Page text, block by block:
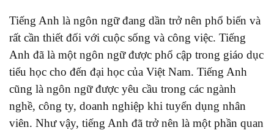
Tiếng Anh là ngôn ngữ đang dần trở nên phổ biến và
rất cần thiết đối với cuộc sống và công việc. Tiếng
Anh đã là một ngôn ngữ được phổ cập trong giáo dục
tiểu học cho đến đại học của Việt Nam. Tiếng Anh
cũng là ngôn ngữ được yêu cầu trong các ngành
nghề, công ty, doanh nghiệp khi tuyển dụng nhân
viên. Như vậy, tiếng Anh đã trở nên là một phần quan